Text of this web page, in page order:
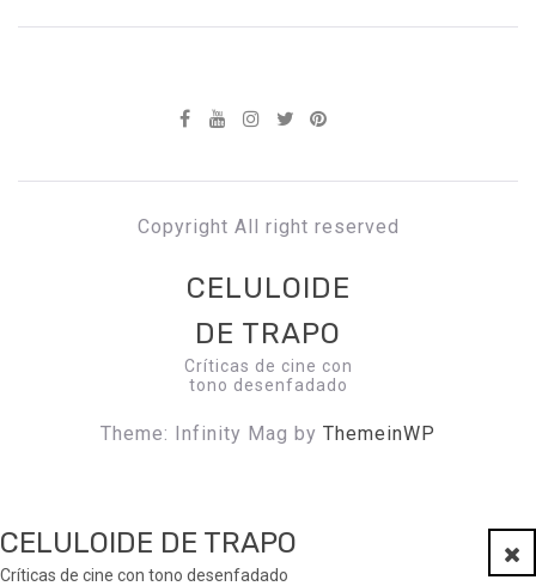
Copyright All right reserved
CELULOIDE
DE TRAPO
Críticas de cine con
tono desenfadado
Theme: Infinity Mag by ThemeinWP
CELULOIDE DE TRAPO
Críticas de cine con tono desenfadado